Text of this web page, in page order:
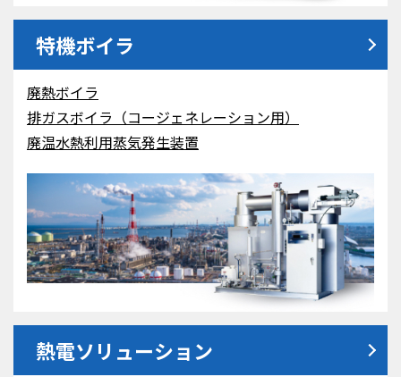
特機ボイラ
廃熱ボイラ
排ガスボイラ（コージェネレーション用）
廃温水熱利用蒸気発生装置
熱電ソリューション